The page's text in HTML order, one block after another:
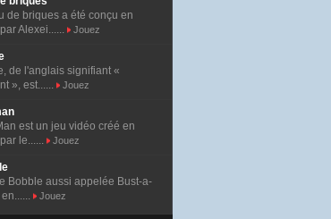
de briques a été conçu en
Alexei......
Jouez
de l'anglais signifiant «
», est......
Jouez
est un jeu vidéo créé en
le......
Jouez
Bobble aussi appelée Bust-a-
Jouez